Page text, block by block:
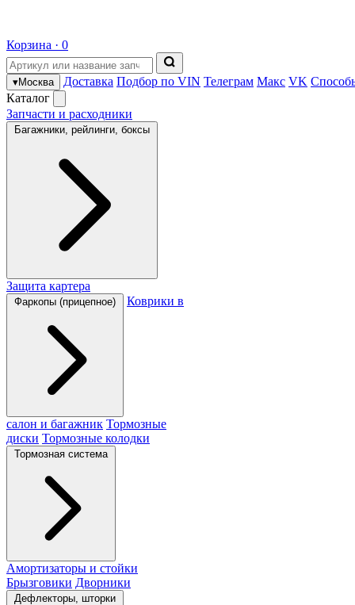
Корзина · 0
▾Москва Доставка Подбор по VIN Телеграм Макс VK
Каталог
Запчасти и расходники
Багажники, рейлинги, боксы
Защита картера
Фаркопы (прицепное) Коврики в
салон и багажник Тормозные
диски Тормозные колодки
Тормозная система
Амортизаторы и стойки
Брызговики Дворники
Дефлекторы, шторки